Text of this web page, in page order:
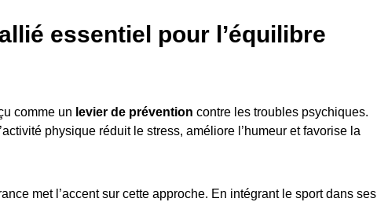
essentiel pour l’équilibre
comme un levier de prévention contre les troubles psychiques.
physique réduit le stress, améliore l’humeur et favorise la
met l’accent sur cette approche. En intégrant le sport dans ses